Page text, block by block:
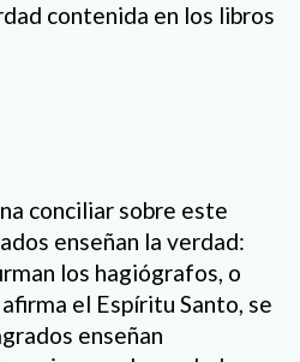
contenida en los libros
conciliar sobre este
enseñan la verdad:
los hagiógrafos, o
el Espíritu Santo, se
enseñan